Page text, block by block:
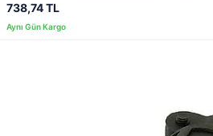
738,74 TL